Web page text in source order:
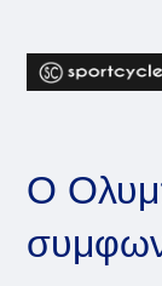
content
Ο